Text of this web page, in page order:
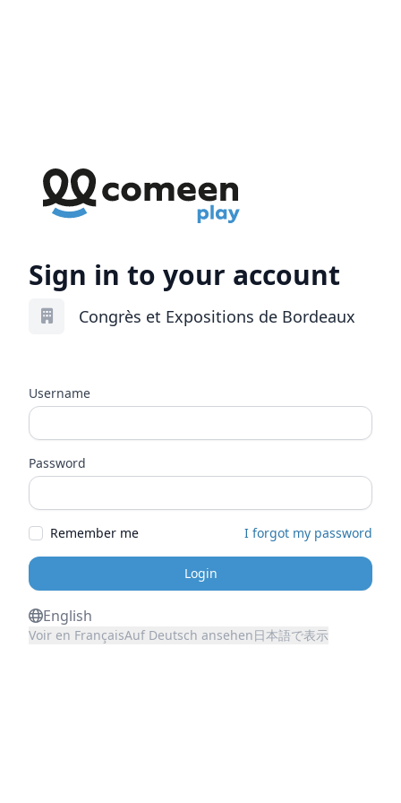
Sign in to your account
Congrès et Expositions de Bordeaux
Username
Password
Remember me I forgot my password
Login
English
Voir en FrançaisAuf Deutsch ansehen日本語で表示